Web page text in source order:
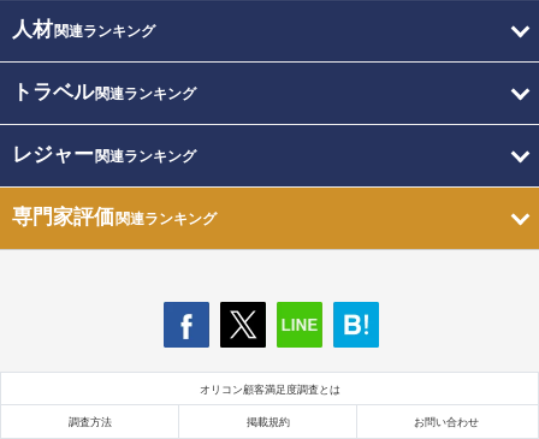
人材関連ランキング
トラベル関連ランキング
レジャー関連ランキング
専門家評価関連ランキング
オリコン顧客満足度調査とは
調査方法 掲載規約 お問い合わせ